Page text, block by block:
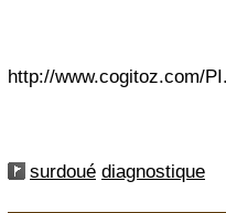
http://www.cogitoz.com/
surdoué diagnostique